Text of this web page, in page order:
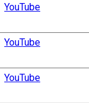
YouTube
YouTube
YouTube